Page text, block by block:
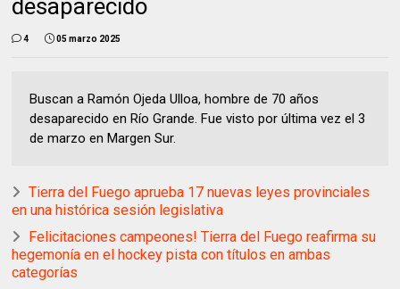
desaparecido
4 05 marzo 2025
Buscan a Ramón Ojeda Ulloa, hombre de 70 años
desaparecido en Río Grande. Fue visto por última vez el 3
de marzo en Margen Sur.
Tierra del Fuego aprueba 17 nuevas leyes provinciales
en una histórica sesión legislativa
Felicitaciones campeones! Tierra del Fuego reafirma su
hegemonía en el hockey pista con títulos en ambas
categorías